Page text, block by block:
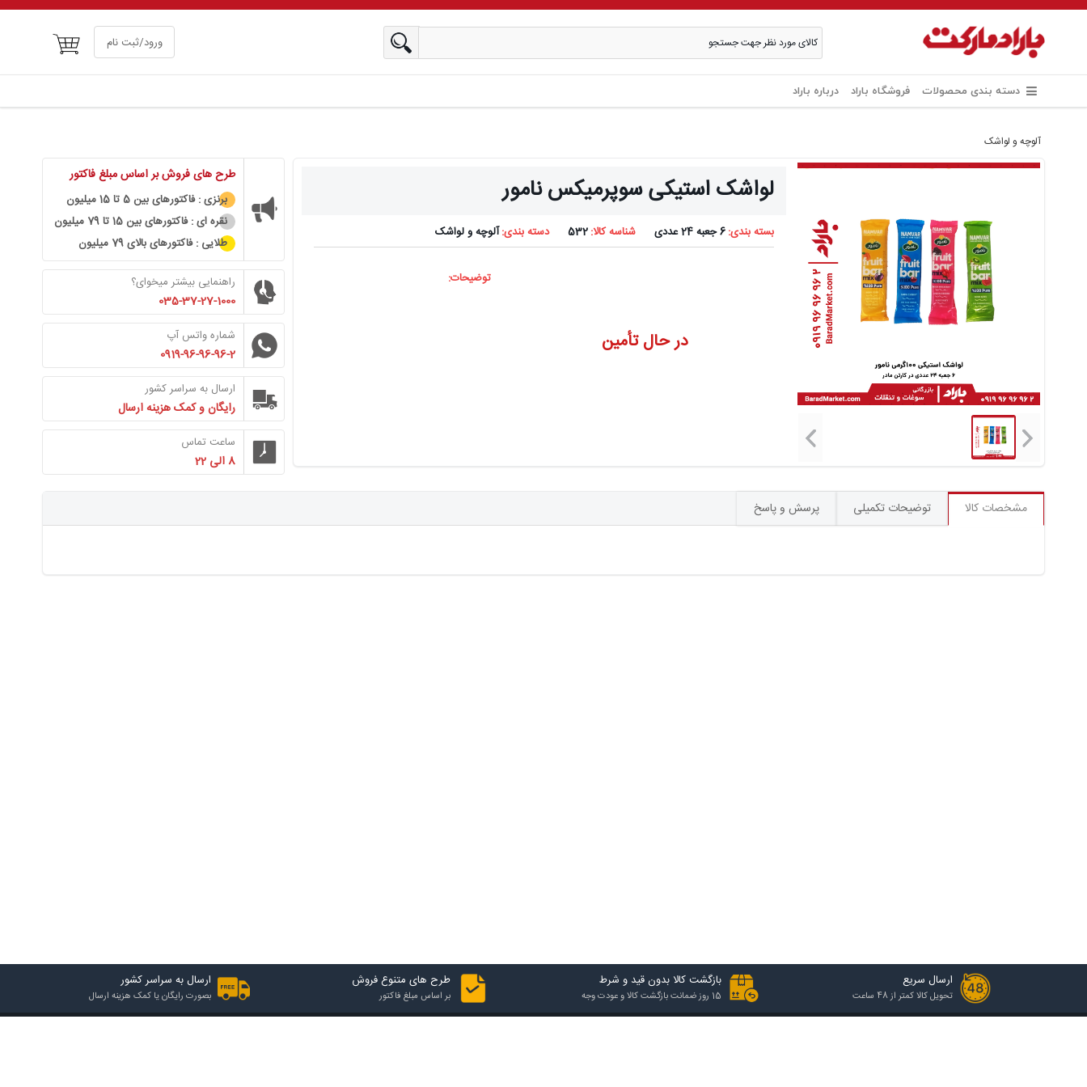
سبد خرید ورود/ثبت نام
دسته بندی محصولات فروشگاه باراد درباره باراد
آلوچه و لواشک
لواشک استیکی سوپرمیکس نامور
بسته بندی:6 جعبه 24 عددی شناسه کالا:532 دسته بندی:آلوچه و لواشک
در حال تأمین
توضیحات:
طرح های فروش بر اساس مبلغ فاکتور
برنزی : فاکتورهای بین 5 تا 15 میلیون
نقره ای : فاکتورهای بین 15 تا 79 میلیون
طلایی : فاکتورهای بالای 79 میلیون
راهنمایی بیشتر میخوای؟
035-37-27-1000
شماره واتس آپ
0919-96-96-96-2
ارسال به سراسر کشور
رایگان و کمک هزینه ارسال
ساعت تماس
8 الی 22
مشخصات کالا توضیحات تکمیلی پرسش و پاسخ
ارسال سریع
تحویل کالا کمتر از 48 ساعت
بازگشت کالا بدون قید و شرط
15 روز ضمانت بازگشت کالا و عودت وجه
طرح های متنوع فروش
بر اساس مبلغ فاکتور
ارسال به سراسر کشور
بصورت رایگان یا کمک هزینه ارسال